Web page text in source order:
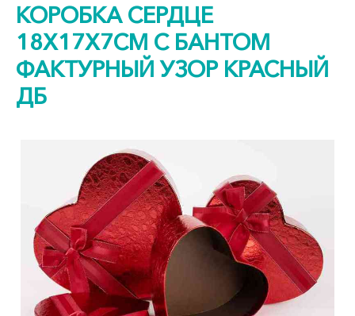
КОРОБКА СЕРДЦЕ
18Х17Х7СМ С БАНТОМ
ФАКТУРНЫЙ УЗОР КРАСНЫЙ
ДБ